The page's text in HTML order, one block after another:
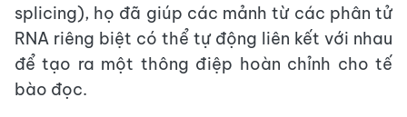
splicing), họ đã giúp các mảnh từ các phân tử
RNA riêng biệt có thể tự động liên kết với nhau
để tạo ra một thông điệp hoàn chỉnh cho tế
bào đọc.